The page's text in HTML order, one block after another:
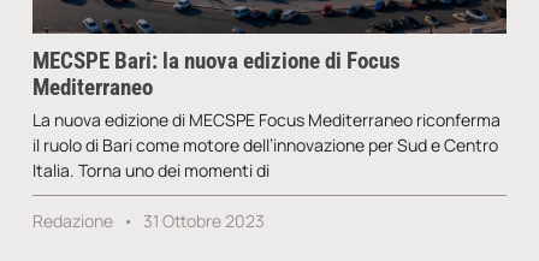
MECSPE Bari: la nuova edizione di Focus
Mediterraneo
La nuova edizione di MECSPE Focus Mediterraneo riconferma
il ruolo di Bari come motore dell’innovazione per Sud e Centro
Italia. Torna uno dei momenti di
Redazione 31 Ottobre 2023